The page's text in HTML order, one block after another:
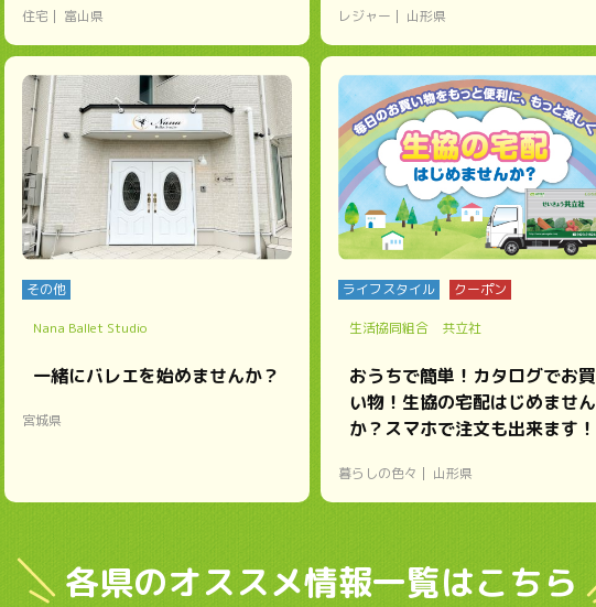
住宅 富山県 レジャー 山形県
その他
Nana Ballet Studio
一緒にバレエを始めませんか？
宮城県
ライフスタイル クーポン
生活協同組合 共立社
おうちで簡単！カタログでお買
い物！生協の宅配はじめません
か？スマホで注文も出来ます！
暮らしの色々 山形県
各県のオススメ情報一覧はこちら